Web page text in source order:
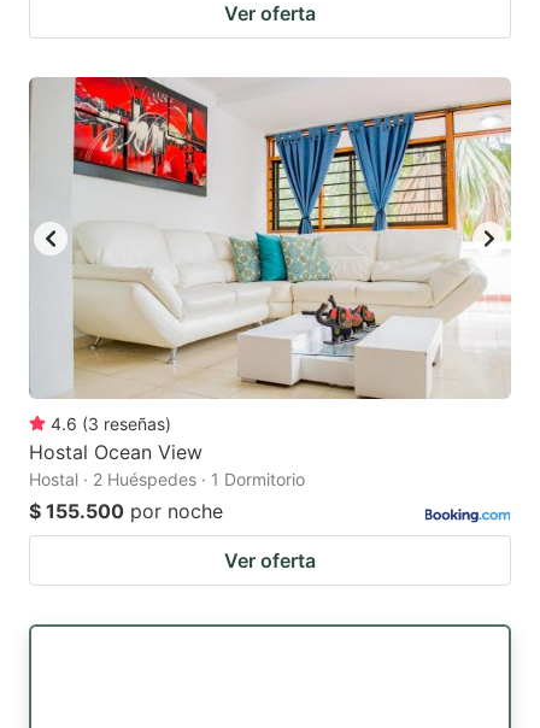
Ver oferta
4.6 (3 reseñas)
Hostal Ocean View
Hostal · 2 Huéspedes · 1 Dormitorio
$ 155.500 por noche
Ver oferta